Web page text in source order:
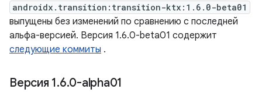
androidx.transition:transition-ktx:1.6.0-beta01
выпущены без изменений по сравнению с последней
альфа-версией. Версия 1.6.0-beta01 содержит
следующие коммиты .
Версия 1.6.0-alpha01